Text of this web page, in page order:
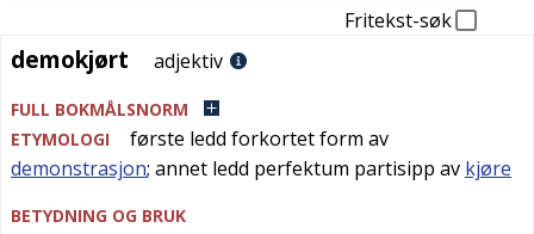
Fritekst-søk
demokjørt
demokjørt adjektiv
FULL BOKMÅLSNORM
ETYMOLOGI
første ledd forkortet form av
demonstrasjon; annet ledd perfektum partisipp av kjøre
BETYDNING OG BRUK